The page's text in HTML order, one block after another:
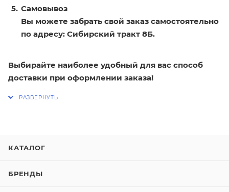
Самовывоз
Вы можете забрать свой заказ самостоятельно
по адресу: Сибирский тракт 8Б.
Выбирайте наиболее удобный для вас способ
доставки при оформлении заказа!
КАТАЛОГ
БРЕНДЫ